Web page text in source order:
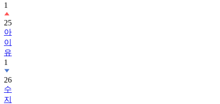
1
25
아
이
유
1
26
수
지